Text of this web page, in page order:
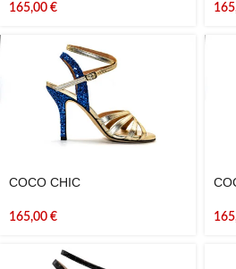
165,00 €
COCO CHIC
165,00 €